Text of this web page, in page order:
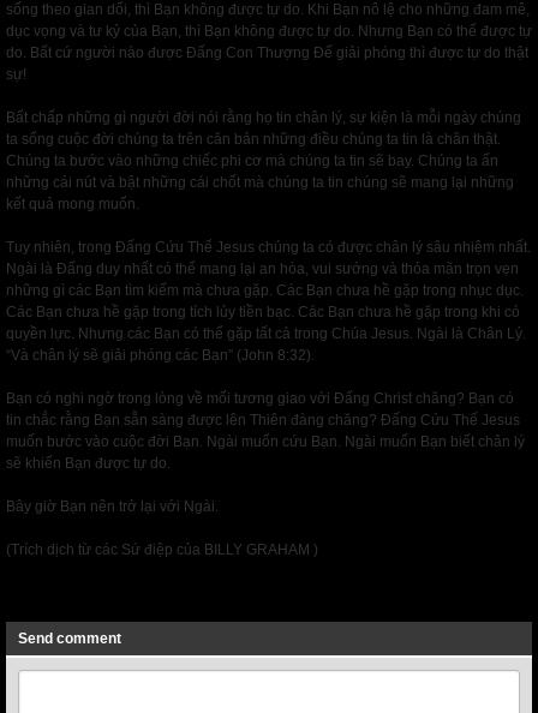
sống theo gian dối, thì Bạn không được tự do. Khi Bạn nô lệ cho những đam mê,
dục vọng và tư kỷ của Bạn, thì Bạn không được tự do. Nhưng Bạn có thể được tự
do. Bất cứ người nào được Đấng Con Thượng Đế giải phóng thì được tự do thật
sự!
Bất chấp những gì người đời nói rằng họ tin chân lý, sự kiện là mỗi ngày chúng
ta sống cuộc đời chúng ta trên căn bản những điều chúng ta tin là chân thật.
Chúng ta bước vào những chiếc phi cơ mà chúng ta tin sẽ bay. Chúng ta ấn
những cái nút và bật những cái chốt mà chúng ta tin chúng sẽ mang lại những
kết quả mong muốn.
Tuy nhiên, trong Đấng Cứu Thế Jesus chúng ta có được chân lý sâu nhiệm nhất.
Ngài là Đấng duy nhất có thể mang lại an hòa, vui sướng và thỏa mãn trọn vẹn
những gì các Bạn tìm kiếm mà chưa gặp. Các Bạn chưa hề gặp trong nhục dục.
Các Bạn chưa hề gặp trong tích lủy tiền bạc. Các Bạn chưa hề gặp trong khi có
quyền lực. Nhưng các Bạn có thể gặp tất cả trong Chúa Jesus. Ngài là Chân Lý.
“Và chân lý sẽ giải phóng các Bạn” (John 8:32).
Bạn có nghi ngờ trong lòng về mối tương giao với Đấng Christ chăng? Bạn có
tin chắc rằng Bạn sẵn sàng được lên Thiên đàng chăng? Đấng Cứu Thế Jesus
muốn bước vào cuộc đời Bạn. Ngài muốn cứu Bạn. Ngài muốn Bạn biết chân lý
sẽ khiến Bạn được tự do.
Bây giờ Bạn nên trở lại với Ngài.
(Trích dịch từ các Sứ điệp của BILLY GRAHAM )
Send comment